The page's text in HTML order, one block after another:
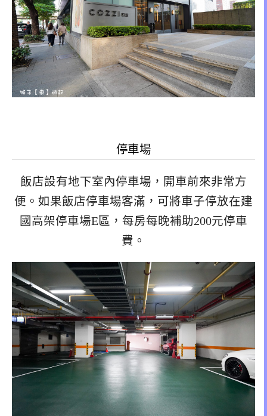
停車場
飯店設有地下室內停車場，開車前來非常方
便。如果飯店停車場客滿，可將車子停放在建
國高架停車場E區，每房每晚補助200元停車
費。